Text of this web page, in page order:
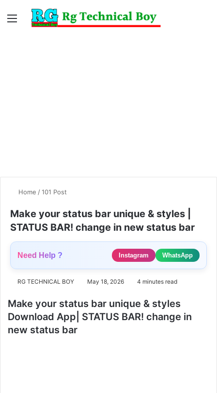
Menu
Home /101 Post
Make your status bar unique & styles |
STATUS BAR! change in new status bar
Need Help ? Instagram WhatsApp
RG TECHNICAL BOY May 18, 2026 4 minutes read
Make your status bar unique & styles
Download App| STATUS BAR! change in
new status bar